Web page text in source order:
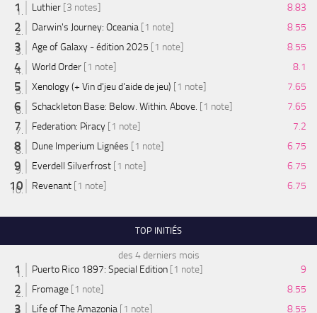
Luthier [3 notes]
8.83
Darwin's Journey: Oceania [1 note]
8.55
Age of Galaxy - édition 2025 [1 note]
8.55
World Order [1 note]
8.1
Xenology (+ Vin d'jeu d'aide de jeu) [1 note]
7.65
Schackleton Base: Below. Within. Above. [1 note]
7.65
Federation: Piracy [1 note]
7.2
Dune Imperium Lignées [1 note]
6.75
Everdell Silverfrost [1 note]
6.75
Revenant [1 note] 6.75
TOP INITIÉS
des 4 derniers mois
Puerto Rico 1897: Special Edition [1 note]
9
Fromage [1 note]
8.55
Life of The Amazonia [1 note] 8.55